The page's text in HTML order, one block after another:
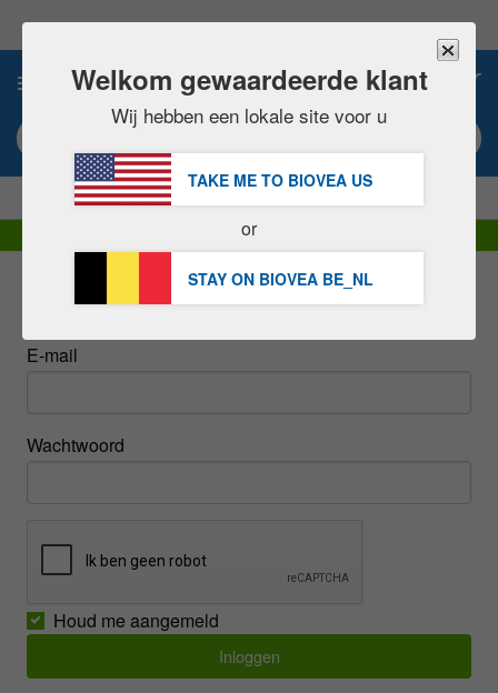
op:
Deze
bevat
toegankelijkheidssysteem.
BESPAAR 15% NU!
DHL Express levering | BTW inbegrepen
Sign In
E-mail
Wachtwoord
Houd me aangemeld
Welkom gewaardeerde klant
Wij hebben een lokale site voor u
TAKE ME TO BIOVEA US
or
STAY ON BIOVEA BE_NL